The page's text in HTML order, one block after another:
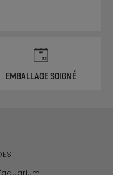
EMBALLAGE SOIGNÉ